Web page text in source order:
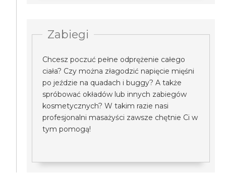
Zabiegi
Chcesz poczuć pełne odprężenie całego
ciała? Czy można złagodzić napięcie mięśni
po jeździe na quadach i buggy? A także
spróbować okładów lub innych zabiegów
kosmetycznych? W takim razie nasi
profesjonalni masażyści zawsze chętnie Ci w
tym pomogą!